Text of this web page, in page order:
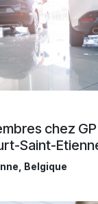
chez GP
Saint-
, Belgique